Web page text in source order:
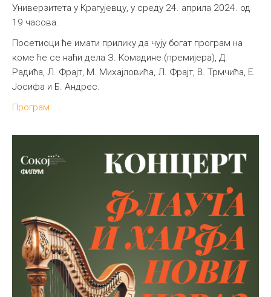
Универзитета у Крагујевцу, у среду 24. априла 2024. од
19 часова.
Посетиоци ће имати прилику да чују богат програм на
коме ће се наћи дела З. Комадине (премијера), Д.
Радића, Л. Фрајт, М. Михајловића, Л. Фрајт, В. Трмчића, Е.
Јосифа и Б. Андрес.
Програм